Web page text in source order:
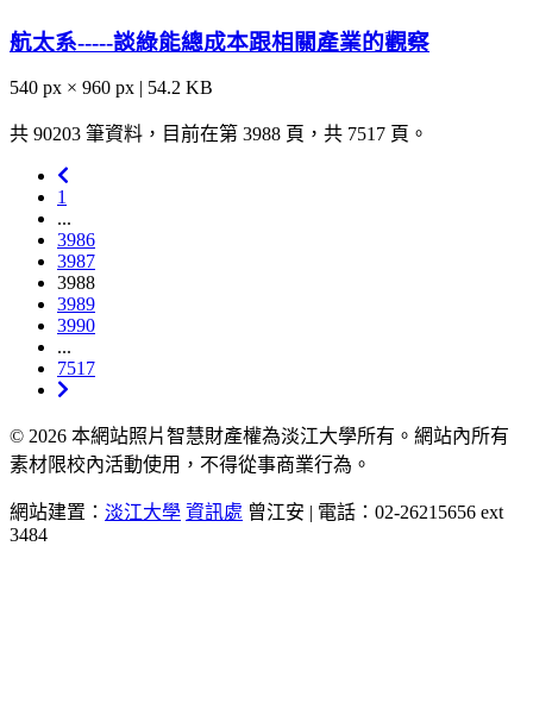
航太系-----談綠能總成本跟相關產業的觀察
540 px × 960 px | 54.2 KB
共 90203 筆資料，目前在第 3988 頁，共 7517 頁。
1
...
3986
3987
3988
3989
3990
...
7517
© 2026 本網站照片智慧財產權為淡江大學所有。網站內所有
素材限校內活動使用，不得從事商業行為。
網站建置： 淡江大學 資訊處 曾江安 | 電話：02-26215656 ext
3484